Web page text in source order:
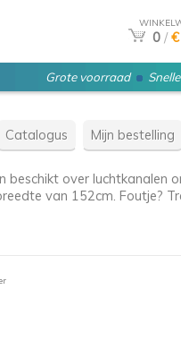
0 /
Grote voorraad
Catalogus Mijn bestelling
over luchtkanalen
van 152cm. Foutje?